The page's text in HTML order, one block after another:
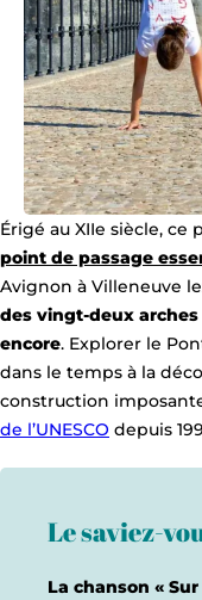
Photo, © Sylvie
Érigé au XIIe siècle,
point de passage
Avignon à Villeneuve
des vingt-deux
encore. Explorer le
dans le temps à la
construction
de l’UNESCO depuis
Le saviez-
La chanson «